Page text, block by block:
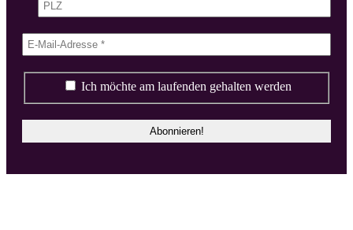
Ich möchte am laufenden gehalten werden